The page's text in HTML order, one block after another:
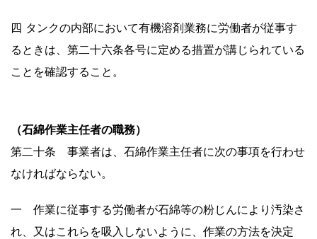
四 タンクの内部において有機溶剤業務に労働者が従事す
るときは、第二十六条各号に定める措置が講じられている
ことを確認すること。
（石綿作業主任者の職務）
第二十条 事業者は、石綿作業主任者に次の事項を行わせ
なければならない。
一 作業に従事する労働者が石綿等の粉じんにより汚染さ
れ、又はこれらを吸入しないように、作業の方法を決定